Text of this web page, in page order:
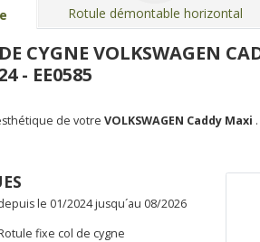
Rotule démontable horizontal
CYGNE VOLKSWAGEN
- EE0585
de votre VOLKSWAGEN Caddy Maxi .
le 01/2024 jusqu´au 08/2026
fixe col de cygne